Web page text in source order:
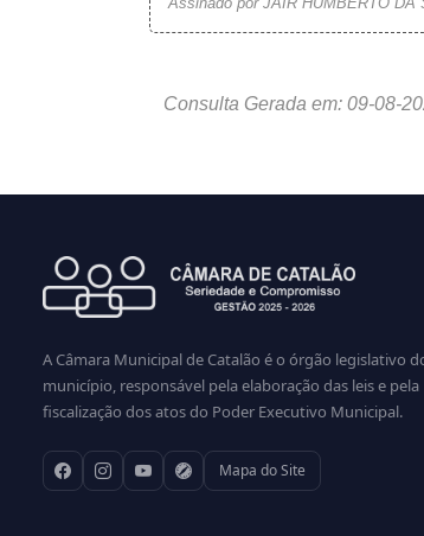
Consulta Gerada em: 09-08-
A Câmara Municipal de Catalão é o órgão legislativo
município, responsável pela elaboração das leis e pela
fiscalização dos atos do Poder Executivo Municipal.
Mapa do Site